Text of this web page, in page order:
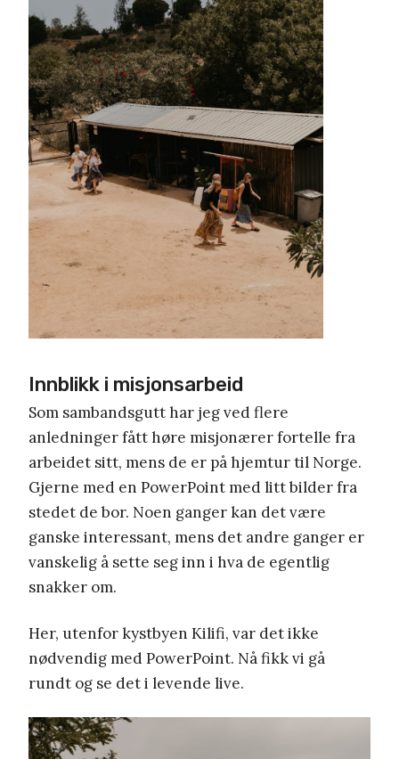
Innblikk i misjonsarbeid
Som sambandsgutt har jeg ved flere
anledninger fått høre misjonærer fortelle fra
arbeidet sitt, mens de er på hjemtur til Norge.
Gjerne med en PowerPoint med litt bilder fra
stedet de bor. Noen ganger kan det være
ganske interessant, mens det andre ganger er
vanskelig å sette seg inn i hva de egentlig
snakker om.
Her, utenfor kystbyen Kilifi, var det ikke
nødvendig med PowerPoint. Nå fikk vi gå
rundt og se det i levende live.